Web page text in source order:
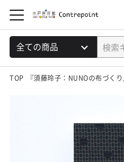
TOP 『須藤玲子：NUNOの布づ